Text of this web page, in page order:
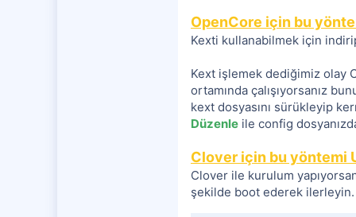
OpenCore için bu
Kexti kullanabilmek için
Kext işlemek dediğimiz olay
ortamında çalışıyorsanız
kext dosyasını sürükleyip
Düzenle ile config
Clover için bu yöntemi
Clover ile kurulum
şekilde boot ederek ilerleyin.